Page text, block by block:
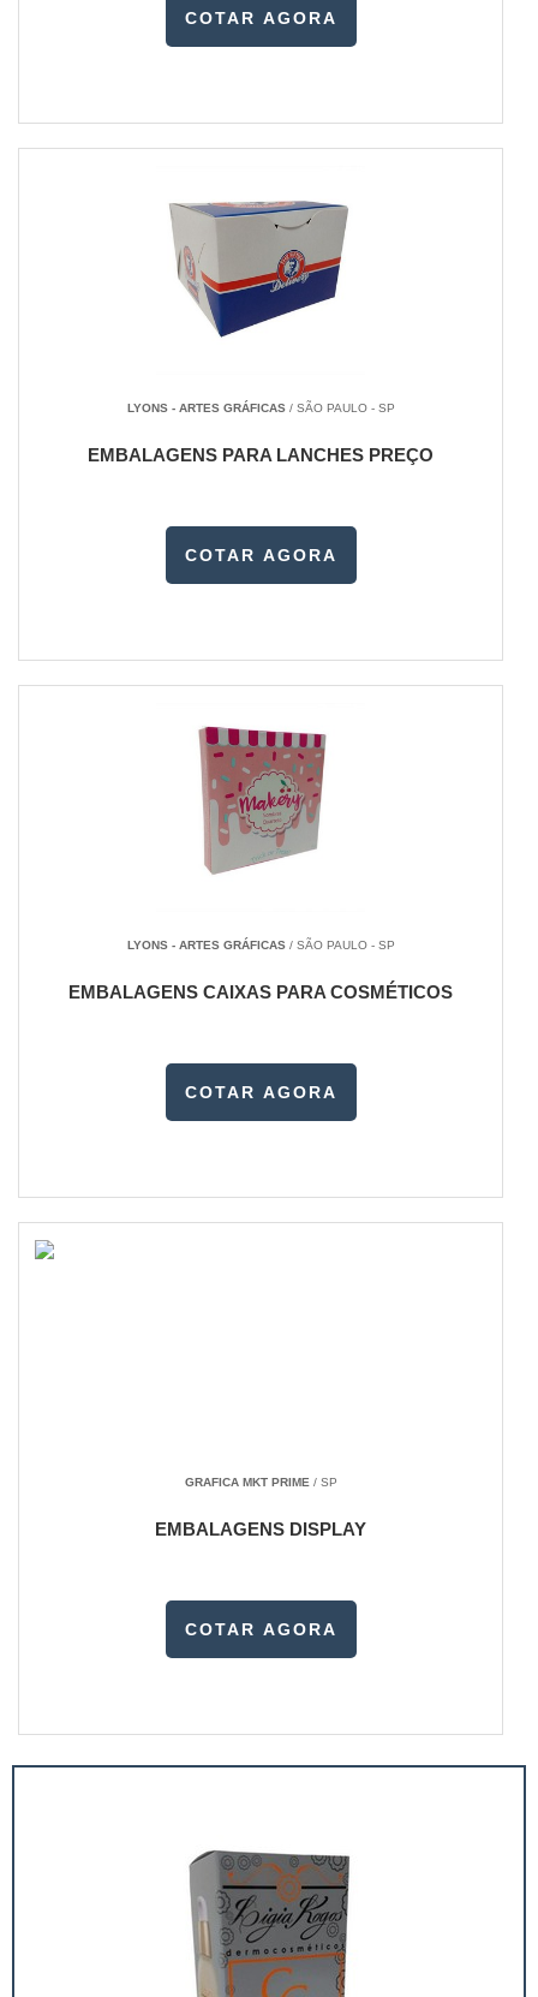
COTAR AGORA
LYONS - ARTES GRÁFICAS/ SÃO PAULO - SP
EMBALAGENS PARA LANCHES PREÇO
COTAR AGORA
LYONS - ARTES GRÁFICAS/ SÃO PAULO - SP
EMBALAGENS CAIXAS PARA COSMÉTICOS
COTAR AGORA
GRAFICA MKT PRIME/ SP
EMBALAGENS DISPLAY
COTAR AGORA